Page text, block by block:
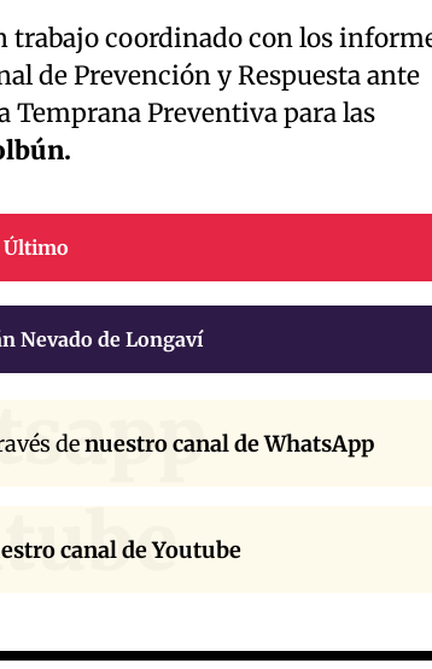
trabajo coordinado con los
de Prevención y Respuesta ante
Temprana Preventiva para las
Último
Nevado de Longaví
denuestro canal de WhatsApp
canal de Youtube